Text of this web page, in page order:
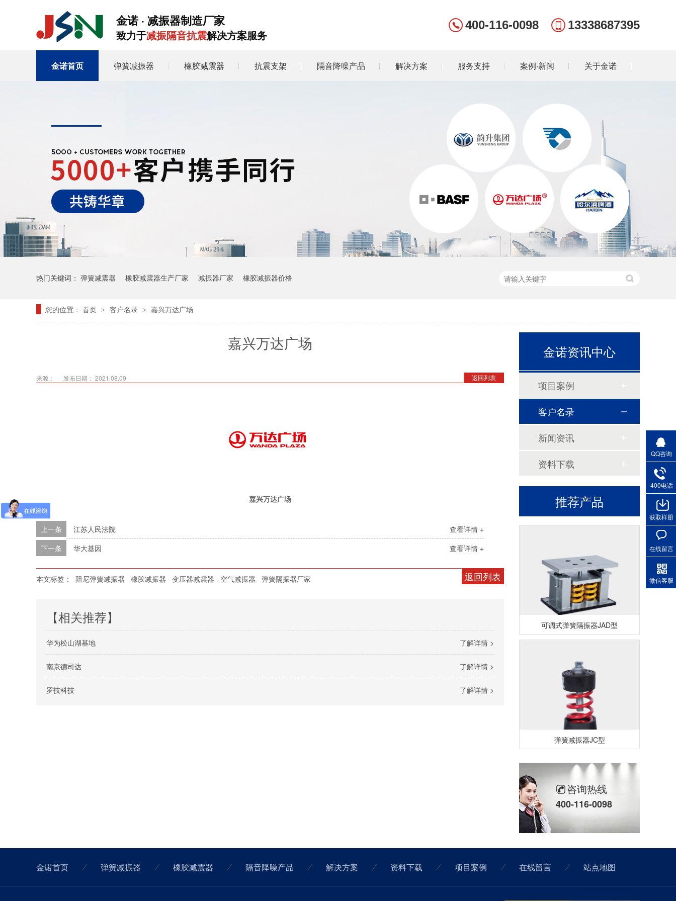
金诺 · 减振器制造厂家
致力于减振隔音抗震解决方案服务
400-116-0098 13338687395
金诺首页 弹簧减振器 橡胶减震器 抗震支架 隔音降噪产品 解决方案 服务支持 案例·新闻 关于金诺
热门关键词： 弹簧减震器 橡胶减震器生产厂家 减振器厂家 橡胶减振器价格
您的位置： 首页 > 客户名录 > 嘉兴万达广场
嘉兴万达广场
返回列表
来源： 发布日期： 2021.08.09
嘉兴万达广场
查看详情 +
上一条
江苏人民法院
查看详情 +
下一条 华大基因
返回列表
本文标签： 阻尼弹簧减振器 橡胶减振器 变压器减震器 空气减振器 弹簧隔振器厂家
【相关推荐】
了解详情 >
华为松山湖基地
了解详情 >
南京德司达
了解详情 >
罗技科技
金诺资讯中心
项目案例
客户名录
新闻资讯
资料下载
推荐产品
吊式弹簧减振器ZTY型
可调节式弹簧减振器JA型
可调式弹簧隔振器JAD型
弹簧减振器JC型
可调节式弹簧减振器JB型
咨询热线
400-116-0098
金诺首页 弹簧减振器 橡胶减震器 隔音降噪产品 解决方案 资料下载 项目案例 在线留言 站点地图
QQ咨询
400电话
获取样册
在线留言
微信客服